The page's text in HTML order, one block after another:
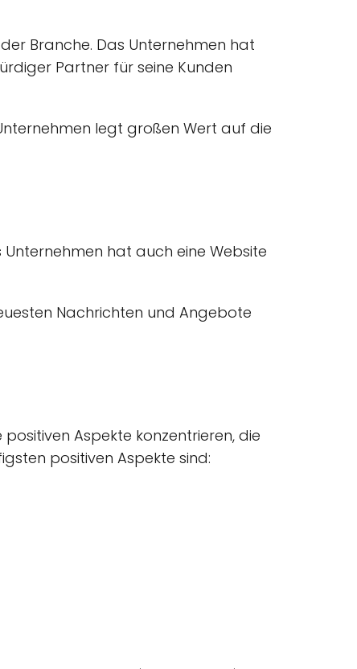
Branche. Das Unternehmen hat
Partner für seine Kunden
legt großen Wert auf die
Unternehmen hat auch eine Website
Nachrichten und Angebote
Aspekte konzentrieren, die
positiven Aspekte sind: